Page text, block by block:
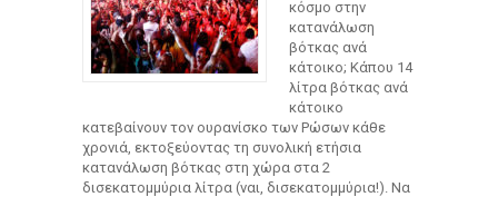
κόσμο στην
κατανάλωση
βότκας ανά
κάτοικο; Κάπου 14
λίτρα βότκας ανά
κάτοικο
κατεβαίνουν τον ουρανίσκο των Ρώσων κάθε
χρονιά, εκτοξεύοντας τη συνολική ετήσια
κατανάλωση βότκας στη χώρα στα 2
δισεκατομμύρια λίτρα (ναι, δισεκατομμύρια!). Να